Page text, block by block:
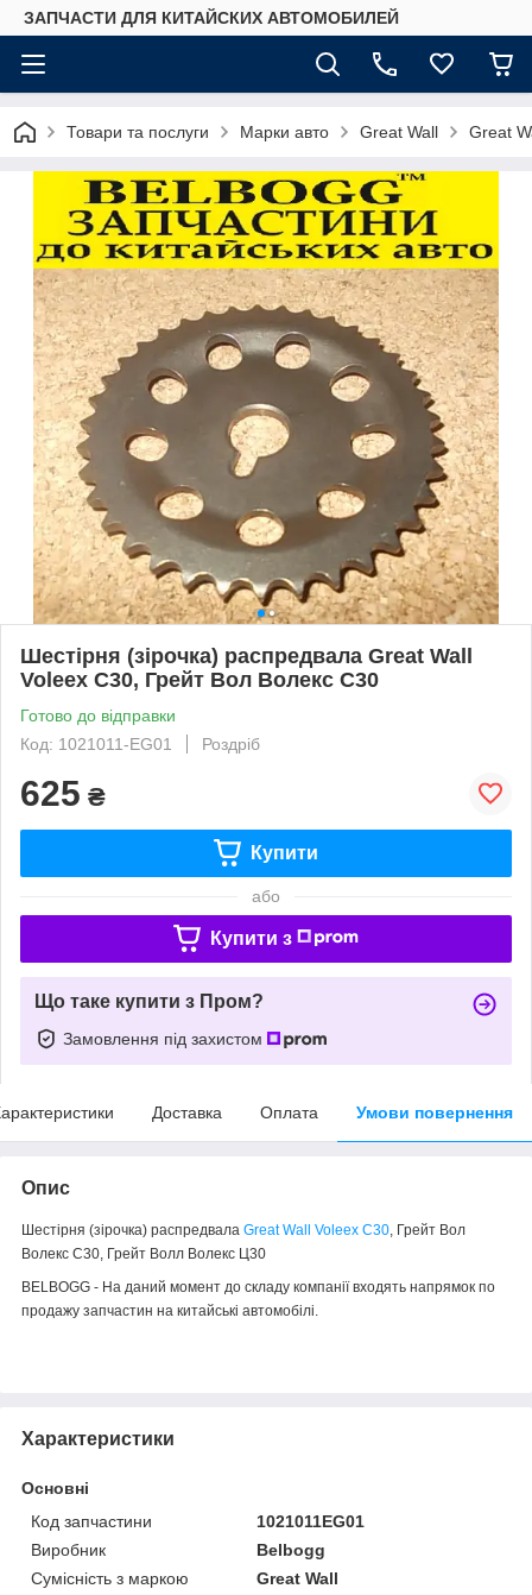
ЗАПЧАСТИ ДЛЯ КИТАЙСКИХ АВТОМОБИЛЕЙ
Товари та послуги Марки авто Great Wall Great
Шестірня (зірочка) распредвала Great Wall
Voleex C30, Грейт Вол Волекс С30
Готово до відправки
Код: 1021011-EG01
Роздріб
625 ₴
Купити
або
Купити з
Що таке купити з Пром?
Замовлення під захистом
Доставка Оплата Умови повернення
Опис
Шестірня (зірочка) распредвала Great Wall Voleex C30 , Грейт Вол
Волекс С30, Грейт Волл Волекс Ц30
BELBOGG - На даний момент до складу компанії входять напрямок по
продажу запчастин на китайські автомобілі.
Характеристики
Основні
Код запчастини
1021011EG01
Виробник
Belbogg
Сумісність з маркою
Great Wall